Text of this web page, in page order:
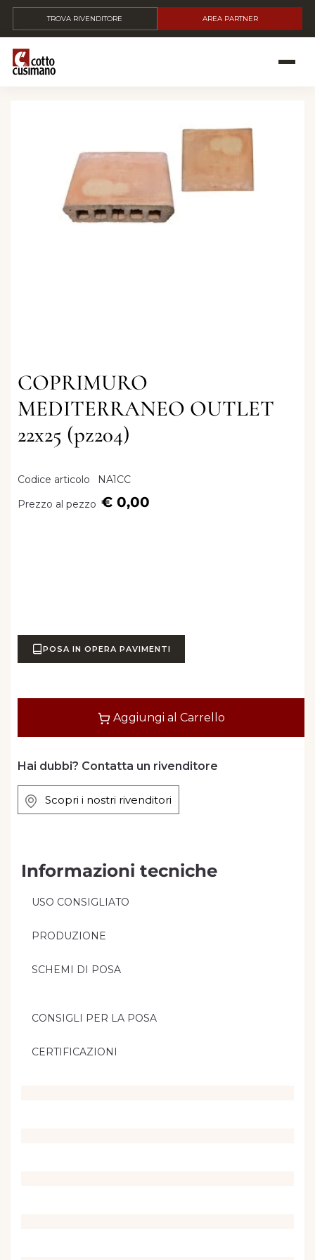
TROVA RIVENDITORE AREA PARTNER
COPRIMURO
MEDITERRANEO OUTLET
22x25 (pz204)
Codice articolo
NA1CC
Prezzo al pezzo € 0,00
POSA IN OPERA PAVIMENTI
Aggiungi al Carrello
Hai dubbi? Contatta un rivenditore
Scopri i nostri rivenditori
Informazioni tecniche
USO CONSIGLIATO
PRODUZIONE
SCHEMI DI POSA
CONSIGLI PER LA POSA
CERTIFICAZIONI